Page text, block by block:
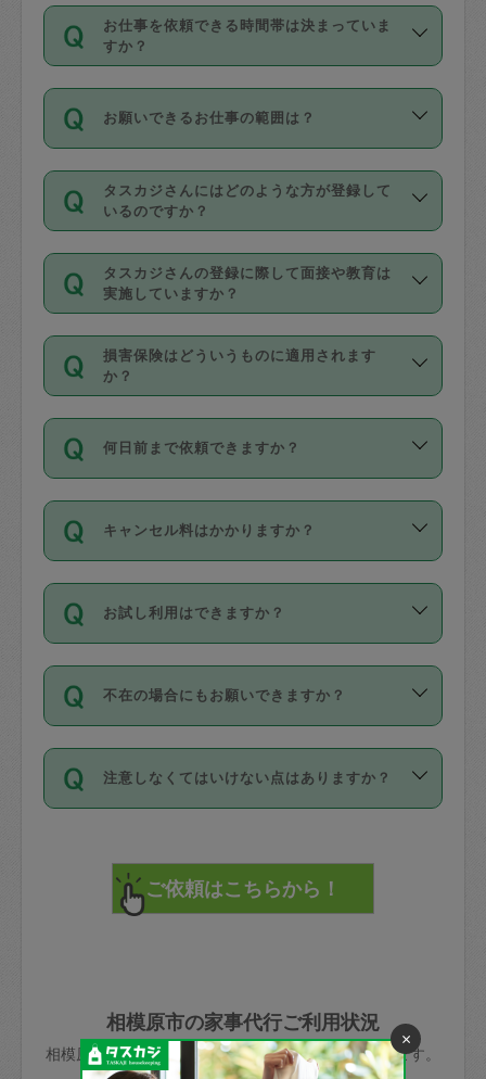
丈夫です。
デビットカード・プリペイドカード（Vプ
リカ、au WALLETなど）は支払にはご利
銀行振込や現金払いも対応していませ
なお、タスカジさんの交通費も、依頼料
金のご請求と合わせてお支払いとなりま
動計算で表示されます。
す。
定期の最低利用回数は設けていない代わ
りに、一定数を超えたキャンセルは有償
（例：毎週定期の場合は３回以上のキャ
ンセルが有償（1200円、隔週定期の場合
は２回以上のキャンセルが有償（1200
交通費は依頼料金とは別途発生し、依頼
料金のご請求と合わせてお支払いとなり
ます。交通費の金額は「依頼の詳細」に
お仕事を依頼できる時間帯は決まっていま
すか？
時間帯は3種類あります。いずれも１回あ
たり３時間です。
・ＡＭ ９時～１２時
・ＰＭ １３時～１６時
・夜 １８時～２１時
開始時間を２時間前後変更することが可
能です。依頼送信後、個別にタスカジさ
んにメッセージを送り調整してくださ
い。ただし、２時間を越えての調整はで
時間も被らない場合、損害保険の対象外
お願いできるお仕事の範囲は？
掃除、整理収納、洗濯、買い物、料理、
作り置きです。タスカジさんによってで
きる仕事の範囲が異なりますので、依頼
する前にタスカジさんのプロフィールで
確認してください。
基本的に、高所での作業や危険作業、屋
外での作業は対象外です。
タスカジさんにはどのような方が登録して
いるのですか？
主婦として長年の家事経験をお持ちの
方、栄養士・調理師といった資格者で保
育園や学校の給食やレストランで料理関
係の専門職に従事されていた方、日本で
すでにハウスキーパーや英語の先生とし
てお仕事をしているフィリピン出身の
社員など様々なバックグラウンドの方が
登録しています。
日本語も話せる方など様々です。
ールに記載していますので、各自の得意
を依頼してください。
タスカジさんの登録に際して面接や教育は
実施していますか？
応募の際に、各自事務局との面接と説明
を行っています。その後、身分証明書の
写真提出をしていただいています。外国
確認しています。タスカジさんトレーニ
ング動画を使ったセルフトレーニングの
現場トライアルを受け、合格したタスカ
ジさんが活動されています。
※テストセンターの講評は１件目のレビュ
参考
【詳細】タスカジさんの登録に際
損害保険はどういうものに適用されます
か？
依頼者とタスカジさんとの間でタスカジ
を通して成立した作業時間内での作業に
適用されます。作業範囲は、掃除、洗
です。作業中に物を壊したり、人にけが
をさせたりした場合が対象で、補償金額
す。
写真を撮り、
詳細FAQ：
損害賠償保険について教えて
何日前まで依頼できますか？
ご依頼は、現在を起点に3日後（72時間
以降）の日時から受付可能となっていま
す。
タスカジさんへ「募集」をかけることが
可能です。
キャンセル料はかかりますか？
キャンセル料には、以下の2種類がありま
す。
1. 直前キャンセル（定期、スポット契約
共通）
72時間を超える※と、以下のキャンセル
料が発生します。
直前キャンセル料：
72時間前〜24時間前＝依頼料金の50%
依頼者不在による当日キャンセル＝依頼
金額の100%＋交通費全額
お試し利用はできますか？
「お試し利用」というメニューはありま
せんが、「一回のみ」依頼を活用するこ
とによって、気に入ったタスカジさんを
まず、条件の合う気になるタスカジさ
みてください。
その後、一番気に入ったタスカジさんに
不在の場合にもお願いできますか？
不在の場合の作業はタスカジさんの同意
が必要です。数回の依頼ののち、タスカ
ジさんと依頼者の間で十分な信頼関係が
てください。
不在時に部屋に入るためにタスカジさん
きた場合は損害保険の対象外となるので
ご注意ください。
注意しなくてはいけない点はありますか？
で、必ず鍵のかかるロッカーや金庫に入
れて依頼者の責任の元管理するよう心掛
けてください。
玉、など
あわせてこちらも参照ください：初めて
相模原市の家事代行ご利用状況
相模原市のタスカジの利用データを元に掲載しています。
×